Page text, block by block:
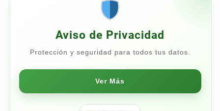
Aviso de Privacidad
Protección y seguridad para todos tus datos.
Ver Más